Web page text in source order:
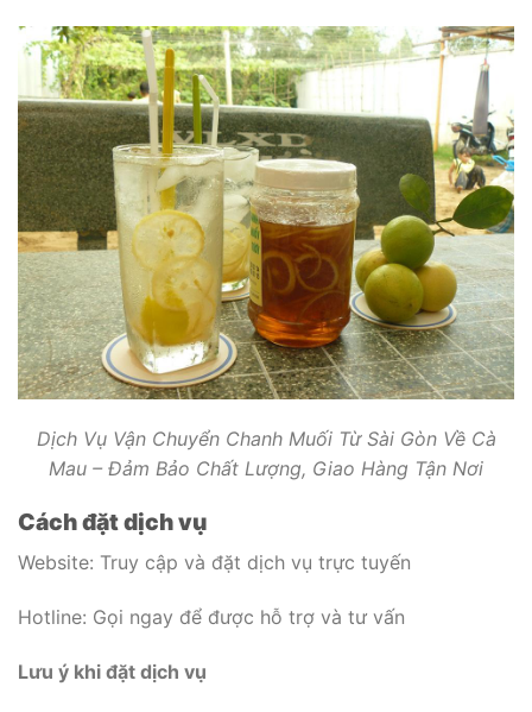
Dịch Vụ Vận Chuyển Chanh Muối Từ Sài Gòn Về Cà
Mau – Đảm Bảo Chất Lượng, Giao Hàng Tận Nơi
Cách đặt dịch vụ
Website: Truy cập và đặt dịch vụ trực tuyến
Hotline: Gọi ngay để được hỗ trợ và tư vấn
Lưu ý khi đặt dịch vụ